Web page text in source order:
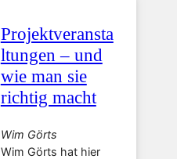
Projektveransta
ltungen – und
wie man sie
richtig macht
Wim Görts
Wim Görts hat hier